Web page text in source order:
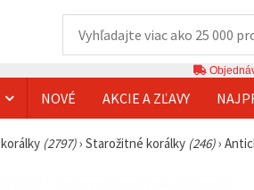
NOVÉ AKCIE A ZĽAVY
(2797)› Starožitné korálky (246)›